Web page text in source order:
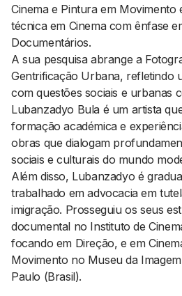
Cinema e Pintura em Movimento
técnica em Cinema com ênfase
Documentários.
A sua pesquisa abrange a
Gentrificação Urbana, refletindo
com questões sociais e urbanas
Lubanzadyo Bula é um artista
formação académica e
obras que dialogam
sociais e culturais do mundo
Além disso, Lubanzadyo é
trabalhado em advocacia em
imigração. Prosseguiu os seus
documental no Instituto de
focando em Direção, e em
Movimento no Museu da
Paulo (Brasil).